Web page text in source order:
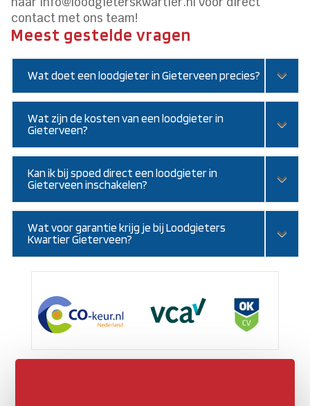
contact met ons team!
Meest gestelde vragen
Wat doet een loodgieter in Gieterveen precies?
Wat zijn de kosten van een loodgieter in
Gieterveen?
Kan ik bij spoed direct een loodgieter in
Gieterveen inschakelen?
Wat voor garantie krijg je bij Loodgieters
Kwartier Gieterveen?